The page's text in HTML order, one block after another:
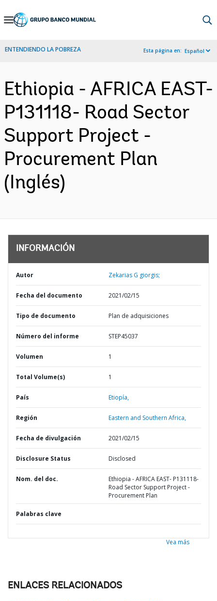
Skip
Navigation
ENTENDIENDO LA POBREZA Esta página en: Español
Ethiopia - AFRICA EAST-
P131118- Road Sector
Support Project -
Procurement Plan
(Inglés)
INFORMACIÓN
Autor Zekarias G giorgis;
Fecha del documento 2021/02/15
Tipo de documento Plan de adquisiciones
Número del informe STEP45037
Volumen 1
Total Volume(s) 1
País Etiopía,
Región Eastern and Southern Africa,
Fecha de divulgación 2021/02/15
Disclosure Status Disclosed
Nom. del doc.
Ethiopia - AFRICA EAST- P131118-
Road Sector Support Project -
Procurement Plan
Palabras clave
Vea más
ENLACES RELACIONADOS